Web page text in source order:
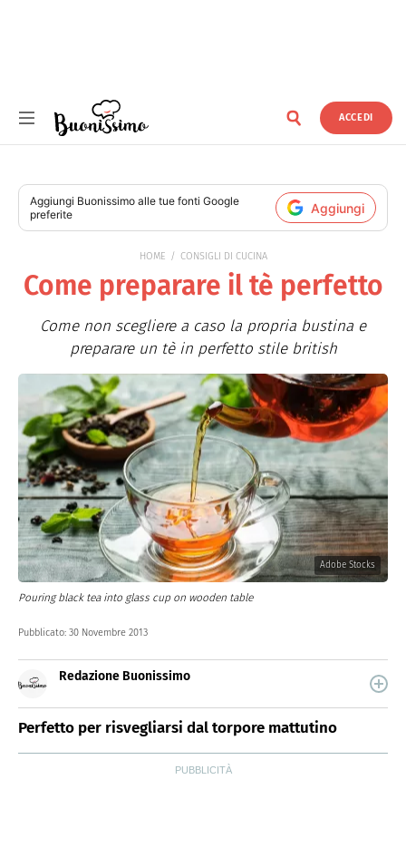
ACCEDI
Aggiungi Buonissimo alle tue fonti Google
preferite
Aggiungi
HOME CONSIGLI DI CUCINA
Come preparare il tè perfetto
Come non scegliere a caso la propria bustina e
preparare un tè in perfetto stile british
Adobe Stocks
Pouring black tea into glass cup on wooden table
Pubblicato: 30 Novembre 2013
Redazione Buonissimo
quale trovi idee veloci, facili e spiegate passo passo.
Perfetto per risvegliarsi dal torpore mattutino